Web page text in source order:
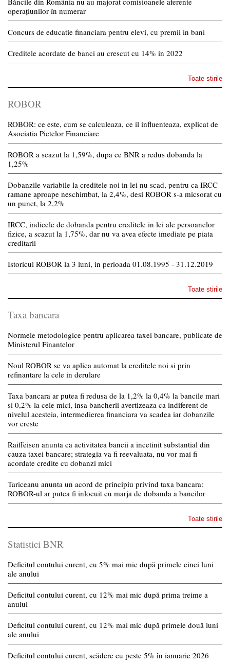
operațiunilor în numerar
Concurs de educatie financiara pentru elevi, cu premii in bani
Creditele acordate de banci au crescut cu 14% in 2022
Toate stirile
ROBOR
ROBOR: ce este, cum se calculeaza, ce il influenteaza, explicat de
Asociatia Pietelor Financiare
ROBOR a scazut la 1,59%, dupa ce BNR a redus dobanda la
1,25%
Dobanzile variabile la creditele noi in lei nu scad, pentru ca IRCC
ramane aproape neschimbat, la 2,4%, desi ROBOR s-a micsorat cu
un punct, la 2,2%
IRCC, indicele de dobanda pentru creditele in lei ale persoanelor
fizice, a scazut la 1,75%, dar nu va avea efecte imediate pe piata
creditarii
Istoricul ROBOR la 3 luni, in perioada 01.08.1995 - 31.12.2019
Toate stirile
Taxa bancara
Normele metodologice pentru aplicarea taxei bancare, publicate de
Ministerul Finantelor
Noul ROBOR se va aplica automat la creditele noi si prin
refinantare la cele in derulare
Taxa bancara ar putea fi redusa de la 1,2% la 0,4% la bancile mari
si 0,2% la cele mici, insa bancherii avertizeaza ca indiferent de
nivelul acesteia, intermedierea financiara va scadea iar dobanzile
vor creste
Raiffeisen anunta ca activitatea bancii a incetinit substantial din
cauza taxei bancare; strategia va fi reevaluata, nu vor mai fi
acordate credite cu dobanzi mici
Tariceanu anunta un acord de principiu privind taxa bancara:
ROBOR-ul ar putea fi inlocuit cu marja de dobanda a bancilor
Toate stirile
Statistici BNR
Deficitul contului curent, cu 5% mai mic după primele cinci luni
ale anului
Deficitul contului curent, cu 12% mai mic după prima treime a
anului
Deficitul contului curent, cu 12% mai mic după primele două luni
ale anului
Deficitul contului curent, scădere cu peste 5% în ianuarie 2026